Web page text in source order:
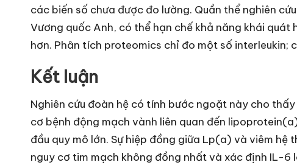
các biến số chưa được đo lường. Quần thể nghiên
Vương quốc Anh, có thể hạn chế khả năng khái
hơn. Phân tích proteomics chỉ đo một số interleukin;
Kết luận
Nghiên cứu đoàn hệ có tính bước ngoặt này cho
cơ bệnh động mạch vành liên quan đến
đầu quy mô lớn. Sự hiệp đồng giữa Lp(a) và viêm
nguy cơ tim mạch không đồng nhất và xác định IL-